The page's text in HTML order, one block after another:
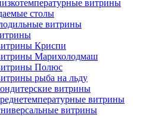
витрины
столы
витрины
Криспи
Марихолодмаш
Полюс
рыба на льду
витрины
витрины
витрины